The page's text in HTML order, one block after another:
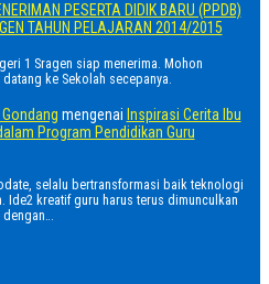
PESERTA DIDIK BARU (PPDB)
TAHUN PELAJARAN 2014/2015
1 Sragen siap menerima. Mohon
ke Sekolah secepanya.
mengenai Inspirasi Cerita Ibu
Program Pendidikan Guru
selalu bertransformasi baik teknologi
Ide2 kreatif guru harus terus dimunculkan
dengan…